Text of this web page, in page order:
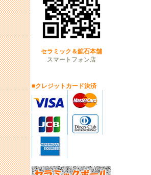
セラミック＆鉱石本舗
スマートフォン店
■クレジットカード決済